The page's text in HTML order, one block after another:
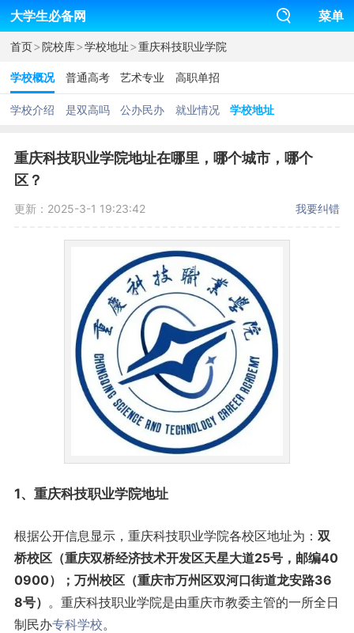
大学生必备网 菜单
首页>院校库>学校地址>重庆科技职业学院
学校概况 普通高考 艺术专业 高职单招
学校介绍 是双高吗 公办民办 就业情况 学校地址
重庆科技职业学院地址在哪里，哪个城市，哪个
区？
更新：2025-3-1 19:23:42 我要纠错
1、 重庆科技职业学院地址
根据公开信息显示，重庆科技职业学院各校区地址为： 双
桥校区（重庆双桥经济技术开发区天星大道25号，邮编40
0900）；万州校区（重庆市万州区双河口街道龙安路36
8号） 。重庆科技职业学院是由重庆市教委主管的一所全日
制民办专科学校。